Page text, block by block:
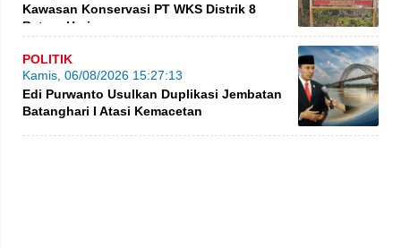
Kawasan Konservasi PT WKS Distrik 8
BatangHari
POLITIK
Kamis, 06/08/2026 15:27:13
Edi Purwanto Usulkan Duplikasi Jembatan
Batanghari I Atasi Kemacetan